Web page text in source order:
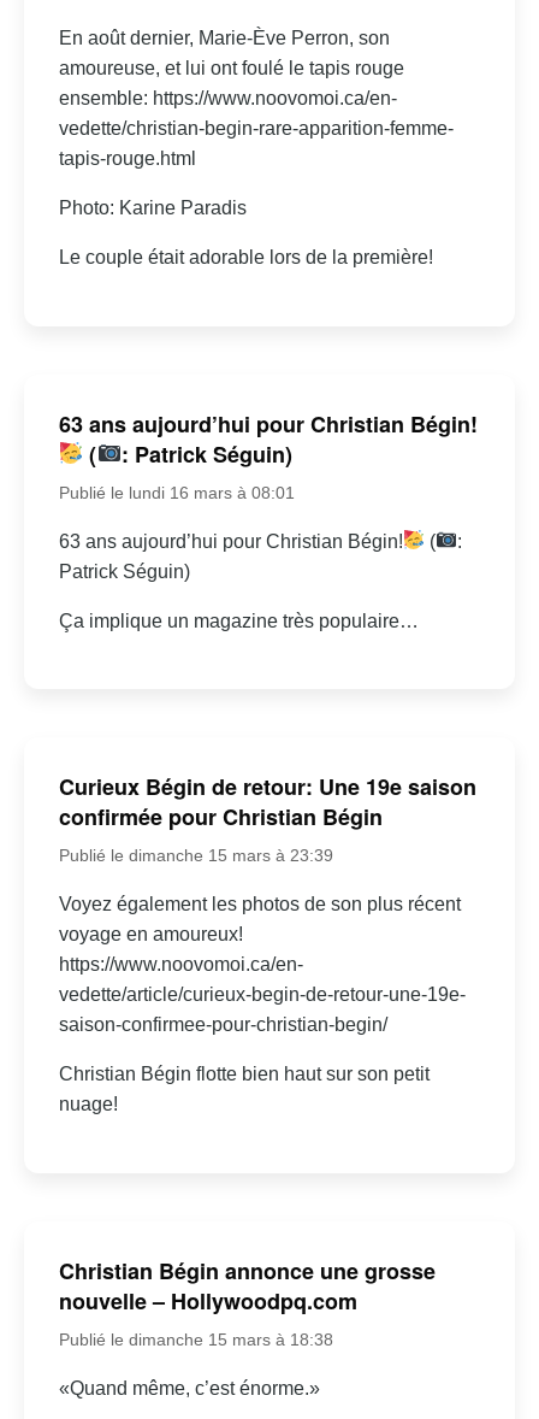
En août dernier, Marie-Ève Perron, son
amoureuse, et lui ont foulé le tapis rouge
ensemble: https://www.noovomoi.ca/en-
vedette/christian-begin-rare-apparition-femme-
tapis-rouge.html
Photo: Karine Paradis
Le couple était adorable lors de la première!
63 ans aujourd’hui pour Christian Bégin!
(
: Patrick Séguin)
Publié le lundi 16 mars à 08:01
63 ans aujourd’hui pour Christian Bégin! (
:
Patrick Séguin)
Ça implique un magazine très populaire…
Curieux Bégin de retour: Une 19e saison
confirmée pour Christian Bégin
Publié le dimanche 15 mars à 23:39
Voyez également les photos de son plus récent
voyage en amoureux!
https://www.noovomoi.ca/en-
vedette/article/curieux-begin-de-retour-une-19e-
saison-confirmee-pour-christian-begin/
Christian Bégin flotte bien haut sur son petit
nuage!
Christian Bégin annonce une grosse
nouvelle – Hollywoodpq.com
Publié le dimanche 15 mars à 18:38
«Quand même, c’est énorme.»